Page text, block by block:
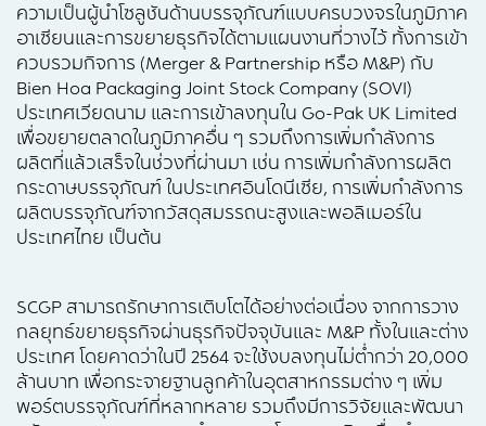
ความเป็นผู้นำโซลูชันด้านบรรจุภัณฑ์แบบครบวงจรในภูมิภาค
อาเซียนและการขยายธุรกิจได้ตามแผนงานที่วางไว้ ทั้งการเข้า
ควบรวมกิจการ (Merger & Partnership หรือ M&P) กับ
Bien Hoa Packaging Joint Stock Company (SOVI)
ประเทศเวียดนาม และการเข้าลงทุนใน Go-Pak UK Limited
เพื่อขยายตลาดในภูมิภาคอื่น ๆ รวมถึงการเพิ่มกำลังการ
ผลิตที่แล้วเสร็จในช่วงที่ผ่านมา เช่น การเพิ่มกำลังการผลิต
กระดาษบรรจุภัณฑ์ ในประเทศอินโดนีเซีย, การเพิ่มกำลังการ
ผลิตบรรจุภัณฑ์จากวัสดุสมรรถนะสูงและพอลิเมอร์ใน
ประเทศไทย เป็นต้น
SCGP สามารถรักษาการเติบโตได้อย่างต่อเนื่อง จากการวาง
กลยุทธ์ขยายธุรกิจผ่านธุรกิจปัจจุบันและ M&P ทั้งในและต่าง
ประเทศ โดยคาดว่าในปี 2564 จะใช้งบลงทุนไม่ต่ำกว่า 20,000
ล้านบาท เพื่อกระจายฐานลูกค้าในอุตสาหกรรมต่าง ๆ เพิ่ม
พอร์ตบรรจุภัณฑ์ที่หลากหลาย รวมถึงมีการวิจัยและพัฒนา